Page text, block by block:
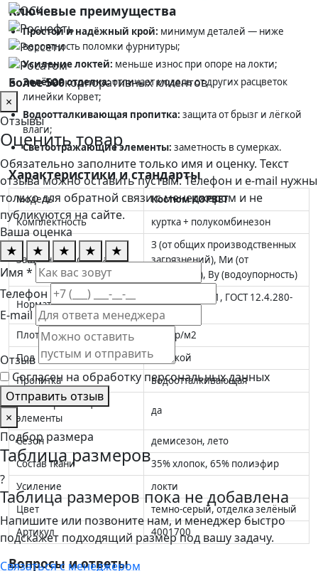
Ключевые преимущества
Простой и надёжный крой: минимум деталей — ниже
вероятность поломки фурнитуры;
Усиление локтей: меньше износ при опоре на локти;
Зелёная отделка:отличает модель от других расцветок
линейки Корвет;
Водоотталкивающая пропитка: защита от брызг и лёгкой
влаги;
Светоотражающие элементы: заметность в сумерках.
Характеристики и стандарты
Модель
Костюм КОРВЕТ
Комплектность
куртка + полукомбинезон
Защитные свойства
З (от общих производственных
загрязнений), Ми (от
истирания), Ву (водоупорность)
Нормативные документы
ТР ТС 019/2011, ГОСТ 12.4.280-
2014
Плотность ткани
240 гр/м2
Пол
мужской
Пропитка
водоотталкивающая
Светоотражающие
элементы
да
Сезон
демисезон, лето
Состав ткани
35% хлопок, 65% полиэфир
Усиление
локти
Цвет
темно-серый, отделка зелёный
Артикул
4001700
Вопросы и ответы
Более 500корпоративных клиентов
×
Отзывы
Оценить товар
Обязательно заполните только имя и оценку. Текст
отзыва можно оставить пустым. Телефон и e-mail нужны
только для обратной связи с менеджером и не
публикуются на сайте.
Ваша оценка
★
★ ★ ★
★
Имя *
Телефон
E-mail
Отзыв
Согласен на обработку персональных данных
Отправить отзыв
×
Подбор размера
Таблица размеров
?
Таблица размеров пока не добавлена
Напишите или позвоните нам, и менеджер быстро
подскажет подходящий размер под вашу задачу.
Связаться с менеджером